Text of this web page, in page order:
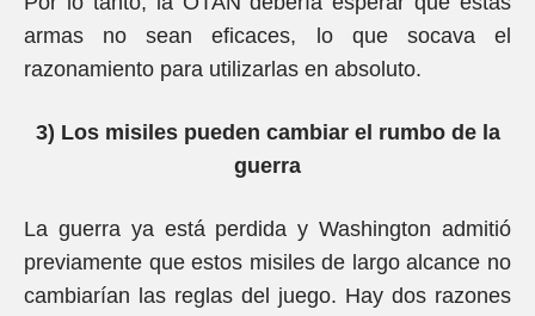
armas no sean eficaces, lo que socava el
razonamiento para utilizarlas en absoluto.
3) Los misiles pueden cambiar el rumbo de la
guerra
La guerra ya está perdida y Washington admitió
previamente que estos misiles de largo alcance no
cambiarían las reglas del juego. Hay dos razones